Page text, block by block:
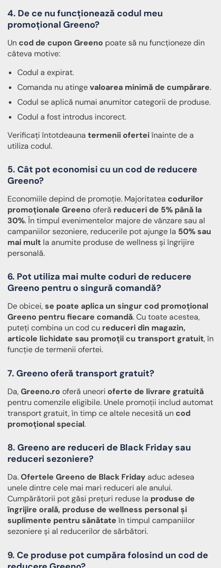
4. De ce nu funcționează codul meu
promoțional Greeno?
Uncod de cupon Greeno poate să nu funcționeze din
câteva motive:
Codul a expirat.
Comanda nu atingevaloarea minimă de cumpărare.
Codul se aplică numai anumitor categorii de produse.
Codul a fost introdus incorect.
Verificați întotdeauna termenii oferteiînainte de a
utiliza codul.
5. Cât pot economisi cu un cod de reducere
Greeno?
Economiile depind de promoție. Majoritatea codurilor
promoționale Greeno oferă reduceri de 5% până la
30%. În timpul evenimentelor majore de vânzare sau al
campaniilor sezoniere, reducerile pot ajunge la 50% sau
mai mult la anumite produse de wellness și îngrijire
personală.
6. Pot utiliza mai multe coduri de reducere
Greeno pentru o singură comandă?
De obicei,se poate aplica un singur cod promoțional
Greeno pentru fiecare comandă. Cu toate acestea,
puteți combina un cod cu reduceri din magazin,
articole lichidate sau promoții cu transport gratuit, în
funcție de termenii ofertei.
7. Greeno oferă transport gratuit?
Da,Greeno.ro oferă uneori oferte de livrare gratuită
pentru comenzile eligibile. Unele promoții includ automat
transport gratuit, în timp ce altele necesită uncod
promoțional special.
8. Greeno are reduceri de Black Friday sau
reduceri sezoniere?
Da.Ofertele Greeno de Black Friday aduc adesea
unele dintre cele mai mari reduceri ale anului.
Cumpărătorii pot găsi prețuri reduse la produse de
îngrijire orală, produse de wellness personal și
suplimente pentru sănătateîn timpul campaniilor
sezoniere și al reducerilor de sărbători.
9. Ce produse pot cumpăra folosind un cod de